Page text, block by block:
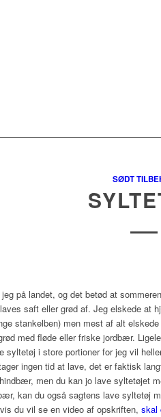
SØDT
på landet, og det betød at
saft eller grød af. Jeg elskede at
stankelben) men mest af alt
med fløde eller friske jordbær.
syltetøj i store portioner for jeg vil
ingen tid at lave, det er faktisk
men du kan jo lave syltetøjet
kan du også sagtens lave syltetøj
du vil se en video af opskriften, skal